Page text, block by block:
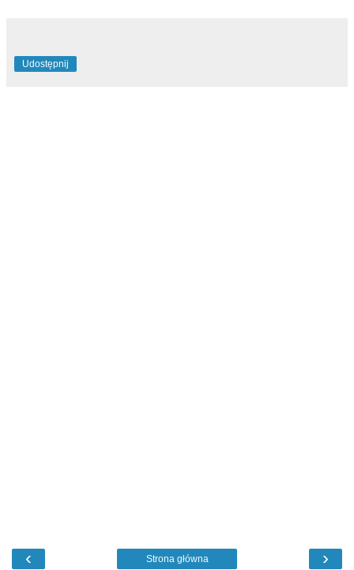
Udostępnij
‹ ›
Strona główna